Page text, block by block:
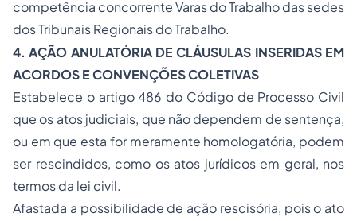
competência concorrente Varas do Trabalho das sedes
dos Tribunais Regionais do Trabalho.
4. AÇÃO ANULATÓRIA DE CLÁUSULAS INSERIDAS EM
ACORDOS E CONVENÇÕES COLETIVAS
Estabelece o artigo 486 do Código de Processo Civil
que os atos judiciais, que não dependem de sentença,
ou em que esta for meramente homologatória, podem
ser rescindidos, como os atos jurídicos em geral, nos
termos da lei civil.
Afastada a possibilidade de ação rescisória, pois o ato